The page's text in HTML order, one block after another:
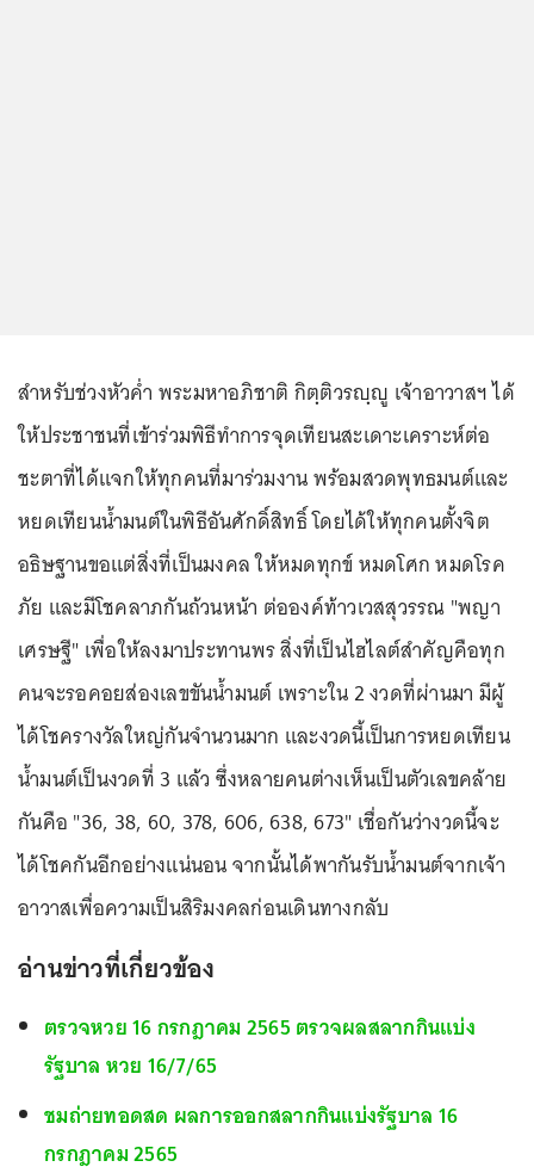
สำหรับช่วงหัวค่ำ พระมหาอภิชาติ กิตฺติวรญฺญู เจ้าอาวาสฯ ได้
ให้ประชาชนที่เข้าร่วมพิธีทำการจุดเทียนสะเดาะเคราะห์ต่อ
ชะตาที่ได้แจกให้ทุกคนที่มาร่วมงาน พร้อมสวดพุทธมนต์และ
หยดเทียนน้ำมนต์ในพิธีอันศักดิ์สิทธิ์ โดยได้ให้ทุกคนตั้งจิต
อธิษฐานขอแต่สิ่งที่เป็นมงคล ให้หมดทุกข์ หมดโศก หมดโรค
ภัย และมีโชคลาภกันถ้วนหน้า ต่อองค์ท้าวเวสสุวรรณ "พญา
เศรษฐี" เพื่อให้ลงมาประทานพร สิ่งที่เป็นไฮไลต์สำคัญคือทุก
คนจะรอคอยส่องเลขขันน้ำมนต์ เพราะใน 2 งวดที่ผ่านมา มีผู้
ได้โชครางวัลใหญ่กันจำนวนมาก และงวดนี้เป็นการหยดเทียน
น้ำมนต์เป็นงวดที่ 3 แล้ว ซึ่งหลายคนต่างเห็นเป็นตัวเลขคล้าย
กันคือ "36, 38, 60, 378, 606, 638, 673" เชื่อกันว่างวดนี้จะ
ได้โชคกันอีกอย่างแน่นอน จากนั้นได้พากันรับน้ำมนต์จากเจ้า
อาวาสเพื่อความเป็นสิริมงคลก่อนเดินทางกลับ
อ่านข่าวที่เกี่ยวข้อง
ตรวจหวย 16 กรกฎาคม 2565 ตรวจผลสลากกินแบ่ง
รัฐบาล หวย 16/7/65
ชมถ่ายทอดสด ผลการออกสลากกินแบ่งรัฐบาล 16
กรกฎาคม 2565